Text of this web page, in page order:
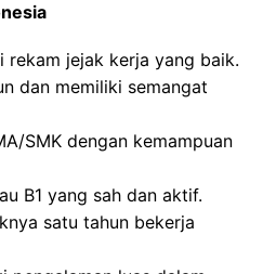
rekam jejak kerja yang baik.
dan memiliki semangat
SMK dengan kemampuan
B1 yang sah dan aktif.
satu tahun bekerja